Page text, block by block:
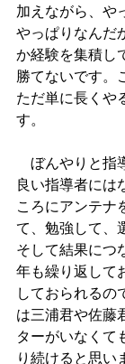
加えながら、や
やっぱりなんだ
か経験を集積し
勝てないです。
ただ単に長くや
す。
ぼんやりと指
良い指導者には
ころにアンテナ
て、勉強して、
そして結果につ
年も繰り返して
しておられるの
は三浦君や佐藤
ターがいなくて
り続けると思い